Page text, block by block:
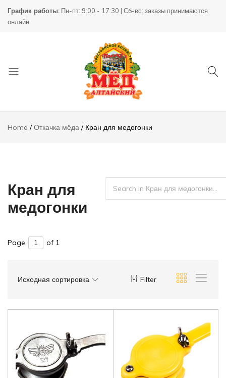
График работы: Пн-пт: 9:00 - 17:30 | Сб-вс: заказы принимаются
онлайн
пчеловодства
Home
Откачка мёда Кран для медогонки
Кран для
медогонки
Page of 1
Filter
Исходная сортировка